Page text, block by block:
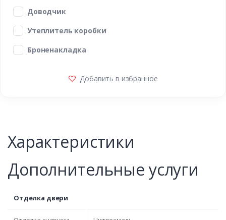
Доводчик
Утеплитель коробки
Броненакладка
Добавить в избранное
Характеристики
Дополнительные услуги
Отделка двери